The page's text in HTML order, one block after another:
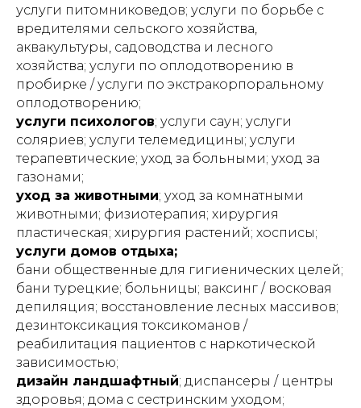
услуги питомниковедов; услуги по борьбе с
вредителями сельского хозяйства,
аквакультуры, садоводства и лесного
хозяйства; услуги по оплодотворению в
пробирке / услуги по экстракорпоральному
оплодотворению;
услуги психологов; услуги саун; услуги
соляриев; услуги телемедицины; услуги
терапевтические; уход за больными; уход за
газонами;
уход за животными; уход за комнатными
животными; физиотерапия; хирургия
пластическая; хирургия растений; хосписы;
услуги домов отдыха;
бани общественные для гигиенических целей;
бани турецкие; больницы; ваксинг / восковая
депиляция; восстановление лесных массивов;
дезинтоксикация токсикоманов /
реабилитация пациентов с наркотической
зависимостью;
дизайн ландшафтный; диспансеры / центры
здоровья; дома с сестринским уходом;